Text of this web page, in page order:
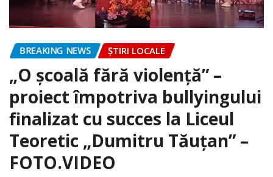
BREAKING NEWS ȘTIRI LOCALE
„O școală fără violență” –
proiect împotriva bullyingului
finalizat cu succes la Liceul
Teoretic „Dumitru Tăuțan” –
FOTO.VIDEO